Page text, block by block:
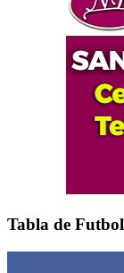
Tabla de Futbol